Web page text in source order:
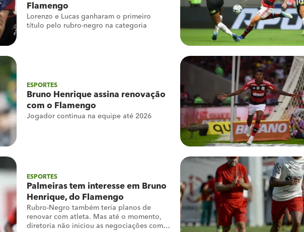
Flamengo
Lorenzo e Lucas ganharam o primeiro
título pelo rubro-negro na categoria
ESPORTES
Bruno Henrique assina renovação
com o Flamengo
Jogador continua na equipe até 2026
ESPORTES
Palmeiras tem interesse em Bruno
Henrique, do Flamengo
Rubro-Negro também teria planos de
renovar com atleta. Mas até o momento,
diretoria não iniciou as negociações com